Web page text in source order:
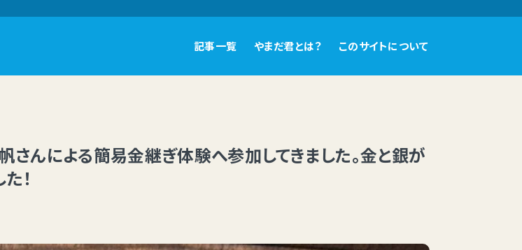
記事一覧 やまだ君とは？ このサイトについて
さんによる簡易金継ぎ体験へ参加してきました。金と銀が
！